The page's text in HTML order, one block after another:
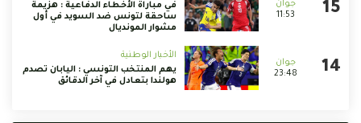
11:53
في مباراة الأخطاء الدفاعية : هزيمة
ساحقة لتونس ضد السويد في أول
مشوار المونديال
23:48
الأخبار الوطنية
يهم المنتخب التونسي : اليابان تصدم
هولندا بتعادل في آخر الدقائق